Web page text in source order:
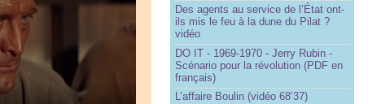
Des agents au service de l’État ont-
ils mis le feu à la dune du Pilat ?
vidéo
DO IT - 1969-1970 - Jerry Rubin -
Scénario pour la révolution (PDF en
français)
L’affaire Boulin (vidéo 68’37)